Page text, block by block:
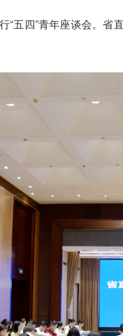
“五四”青年座谈会。省